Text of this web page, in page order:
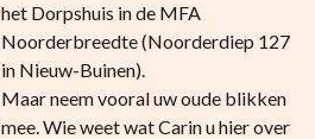
het Dorpshuis in de MFA
Noorderbreedte (Noorderdiep 127
in Nieuw-Buinen).
Maar neem vooral uw oude blikken
mee. Wie weet wat Carin u hier over